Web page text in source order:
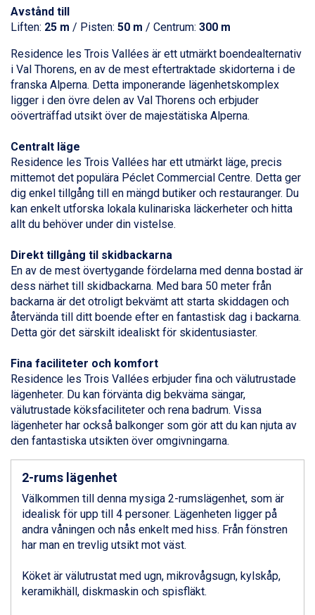
Fieberbrunn från 9.645 kr.
Val Thorens från 8.395 kr.
Zell am See från 6.295 kr.
Canazei från 7.195 kr.
Livigno från 5.595 kr.
Ponte di Legno från 7.395 kr.
Sauze dOulx från 6.145 kr.
Bad Gastein från 6.295 kr.
Arabba från 11.045 kr.
La Thuile från 7.045 kr.
Cervinia från 8.245 kr.
Sölden från 12.995 kr.
Passo Tonale från 5.895 kr.
Saalbach från 9.445 kr.
Champoluc från 5.945 kr.
Sestriere från 6.945 kr.
Ischgl från 11.295 kr.
Wagrain från 7.095 kr.
Fieberbrunn från 9.645 kr.
St. Anton från 11.245 kr.
Zell am See från 6.295 kr.
Canazei från 7.195 kr.
Livigno från 5.595 kr.
Ponte di Legno från 7.395 kr.
Sauze dOulx från 6.145 kr.
Alleghe från 8.545 kr.
Bad Gastein från 6.295 kr.
Arabba från 11.045 kr.
La Thuile från 7.045 kr.
Cervinia från 8.245 kr.
Sölden från 12.995 kr.
Passo Tonale från 5.895 kr.
Saalbach från 9.445 kr.
Champoluc från 5.945 kr.
Avstånd till
Liften: 25 m / Pisten: 50 m / Centrum: 300 m
Residence les Trois Vallées är ett utmärkt boendealternativ
i Val Thorens, en av de mest eftertraktade skidorterna i de
franska Alperna. Detta imponerande lägenhetskomplex
ligger i den övre delen av Val Thorens och erbjuder
oöverträffad utsikt över de majestätiska Alperna.
Centralt läge
Residence les Trois Vallées har ett utmärkt läge, precis
mittemot det populära Péclet Commercial Centre. Detta ger
dig enkel tillgång till en mängd butiker och restauranger. Du
kan enkelt utforska lokala kulinariska läckerheter och hitta
allt du behöver under din vistelse.
Direkt tillgång til skidbackarna
En av de mest övertygande fördelarna med denna bostad är
dess närhet till skidbackarna. Med bara 50 meter från
backarna är det otroligt bekvämt att starta skiddagen och
återvända till ditt boende efter en fantastisk dag i backarna.
Detta gör det särskilt idealiskt för skidentusiaster.
Fina faciliteter och komfort
Residence les Trois Vallées erbjuder fina och välutrustade
lägenheter. Du kan förvänta dig bekväma sängar,
välutrustade köksfaciliteter och rena badrum. Vissa
lägenheter har också balkonger som gör att du kan njuta av
den fantastiska utsikten över omgivningarna.
2-rums lägenhet
Välkommen till denna mysiga 2-rumslägenhet, som är
idealisk för upp till 4 personer. Lägenheten ligger på
andra våningen och nås enkelt med hiss. Från fönstren
har man en trevlig utsikt mot väst.
Köket är välutrustat med ugn, mikrovågsugn, kylskåp,
keramikhäll, diskmaskin och spisfläkt.